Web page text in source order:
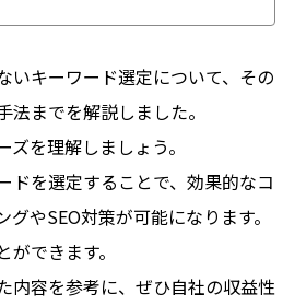
いキーワード選定について、その
法までを解説しました。
を理解しましょう。
ドを選定することで、効果的なコ
やSEO対策が可能になります。
できます。
内容を参考に、ぜひ自社の収益性